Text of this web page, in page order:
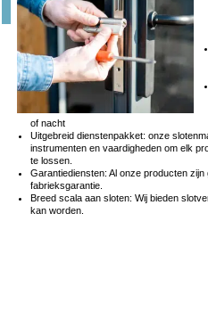
of nacht
Uitgebreid dienstenpakket: onze
instrumenten en vaardigheden om elk
te lossen.
Garantiediensten: Al onze producten
fabrieksgarantie.
Breed scala aan sloten: Wij bieden
kan worden.